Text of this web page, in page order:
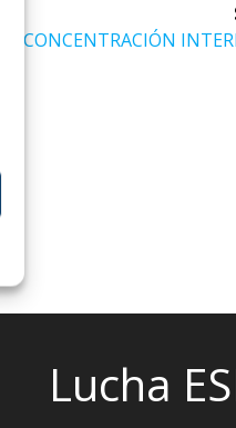
Siguiente
CONCENTRACIÓN
Lucha